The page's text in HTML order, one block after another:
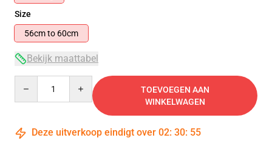
Size
56cm to 60cm
Bekijk maattabel
TOEVOEGEN AAN
WINKELWAGEN
Deze uitverkoop eindigt over 02: 30: 54